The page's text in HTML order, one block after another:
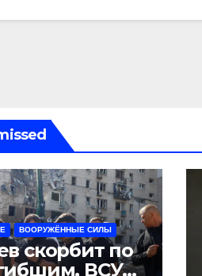
ВООРУЖЁННЫЕ СИЛЫ
скорбит по
ВСУ